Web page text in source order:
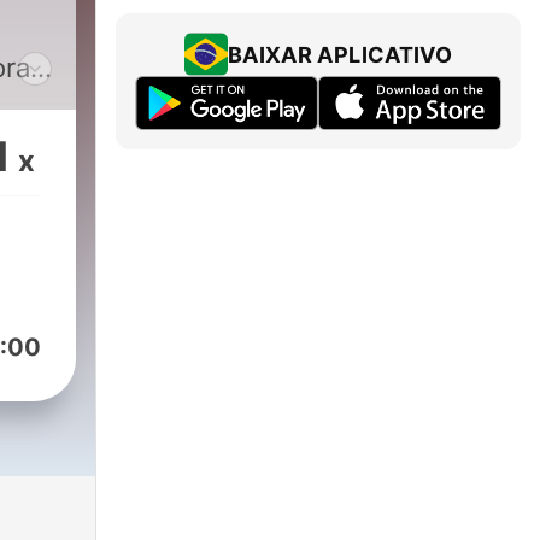
x
BAIXAR APLICATIVO